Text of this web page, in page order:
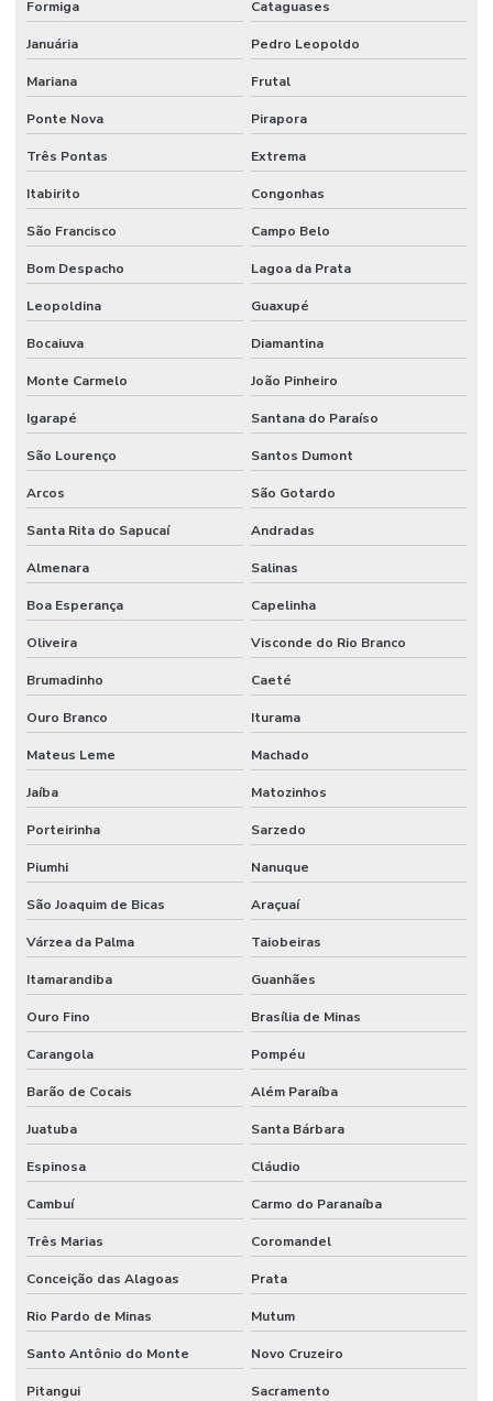
Movimentação de equipamentos industriais
Movimentação de equipamentos pesados
Movimentação industrial
Movimentação de máquinas
Movimentação de máquinas e equipamentos
Movimentação de máquinas pesadas
Orçamento de obras industriais
Pintura industrial alta temperatura
Pintura industrial anticorrosiva
Pintura industrial de empresa
Pintura industrial de estruturas metálicas
Pintura industrial de peças
Pintura predial em condomínio
Pintura predial externa
Pintura predial industrial
Projeto estrutural de galpão
Projeto estrutural galpão metálico
Remoção de equipamentos
Remoção de equipamentos pesados
Remoção industrial
Remoção de máquinas
Remoção de máquinas e equipamentos
Remoção de máquinas industriais
Remoção de máquinas pesadas
Serviços de manutenção industrial
Sistema de manutenção industrial
Formiga Cataguases
Januária Pedro Leopoldo
Mariana Frutal
Ponte Nova Pirapora
Três Pontas Extrema
Itabirito Congonhas
São Francisco Campo Belo
Bom Despacho Lagoa da Prata
Leopoldina Guaxupé
Bocaiuva Diamantina
Monte Carmelo João Pinheiro
Igarapé Santana do Paraíso
São Lourenço Santos Dumont
Arcos São Gotardo
Santa Rita do Sapucaí Andradas
Almenara Salinas
Boa Esperança Capelinha
Oliveira Visconde do Rio Branco
Brumadinho Caeté
Ouro Branco Iturama
Mateus Leme Machado
Jaíba Matozinhos
Porteirinha Sarzedo
Piumhi Nanuque
São Joaquim de Bicas Araçuaí
Várzea da Palma Taiobeiras
Itamarandiba Guanhães
Ouro Fino Brasília de Minas
Carangola Pompéu
Barão de Cocais Além Paraíba
Juatuba Santa Bárbara
Espinosa Cláudio
Cambuí Carmo do Paranaíba
Três Marias Coromandel
Conceição das Alagoas Prata
Rio Pardo de Minas Mutum
Santo Antônio do Monte Novo Cruzeiro
Pitangui Sacramento